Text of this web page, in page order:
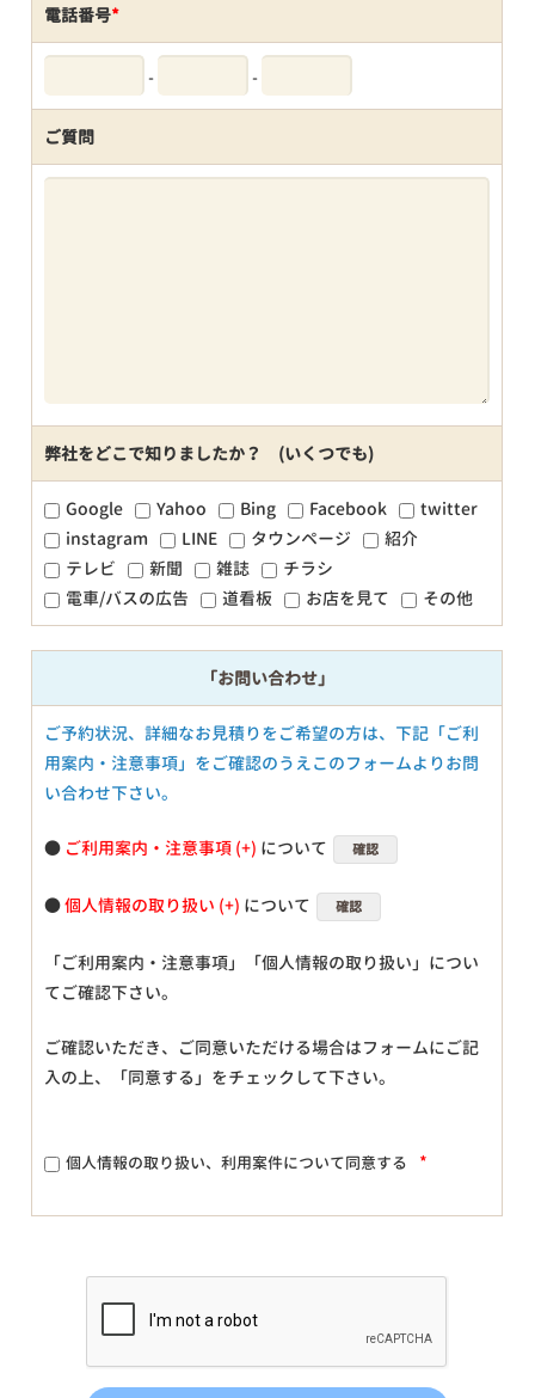
電話番号*
- -
ご質問
弊社をどこで知りましたか？ (いくつでも)
Google Yahoo Bing Facebook
twitter
instagram
LINE タウンページ
紹介
テレビ
新聞 雑誌
チラシ
電車/バスの広告
道看板 お店を見て その他
「お問い合わせ」
ご予約状況、詳細なお見積りをご希望の方は、下記「ご利
用案内・注意事項」をご確認のうえこのフォームよりお問
い合わせ下さい。
● ご利用案内・注意事項 について 確認
●個人情報の取り扱い について 確認
「ご利用案内・注意事項」「個人情報の取り扱い」につい
てご確認下さい。
ご確認いただき、ご同意いただける場合はフォームにご記
入の上、「同意する」をチェックして下さい。
個人情報の取り扱い、利用案件について同意する *